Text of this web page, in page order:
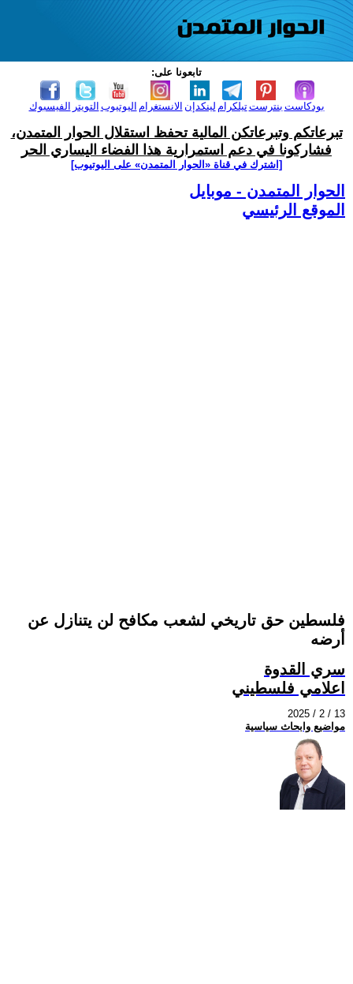
تابعونا على:
الفيسبوك التويتر اليوتيوب الانستغرام لينكدإن تيلكرامبنترست بودكاست
تبرعاتكم وتبرعاتكن المالية تحفظ استقلال الحوار المتمدن،
فشاركونا في دعم استمرارية هذا الفضاء اليساري الحر
[اشترك في قناة ‫«الحوار المتمدن» على اليوتيوب]
الحوار المتمدن - موبايل
الموقع الرئيسي
فلسطين حق تاريخي لشعب مكافح لن يتنازل عن
أرضه
سري القدوة
اعلامي فلسطيني
2025 / 2 / 13
مواضيع وابحاث سياسية